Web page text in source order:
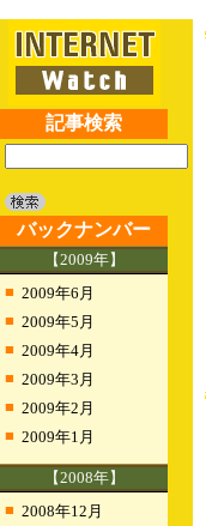
記事検索
バックナンバー
【2009年】
■ 2009年6月
■ 2009年5月
■ 2009年4月
■ 2009年3月
■ 2009年2月
■ 2009年1月
【2008年】
■ 2008年12月